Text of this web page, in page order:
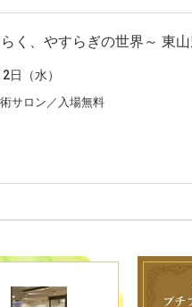
く、やすらぎの世界～ 東
日（水）
サロン／入場無料